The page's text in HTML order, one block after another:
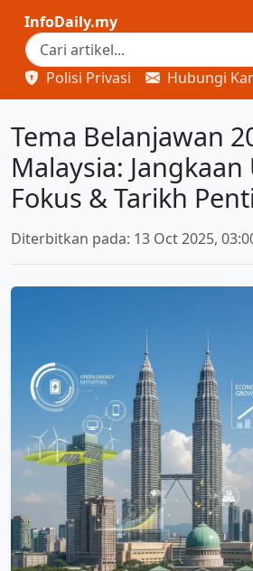
InfoDaily.my
Polisi Privasi Hubungi
Tema Belanjawan
Malaysia: Jangkaan
Fokus & Tarikh
Diterbitkan pada: 13 Oct 2025,